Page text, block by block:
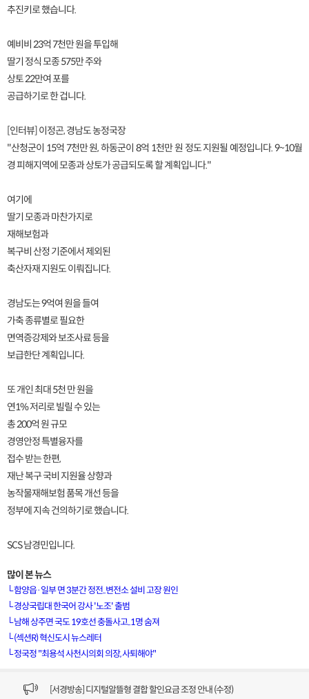
추진키로 했습니다.
예비비 23억 7천만 원을 투입해
딸기 정식 모종 575만 주와
상토 22만여 포를
공급하기로 한 겁니다.
[인터뷰] 이정곤, 경남도 농정국장
"산청군이 15억 7천만 원, 하동군이 8억 1천만 원 정도 지원될 예정입니다. 9~10월
경 피해지역에 모종과 상토가 공급되도록 할 계획입니다."
여기에
딸기 모종과 마찬가지로
재해보험과
복구비 산정 기준에서 제외된
축산자재 지원도 이뤄집니다.
경남도는 9억여 원을 들여
가축 종류별로 필요한
면역증강제와 보조사료 등을
보급한단 계획입니다.
또 개인 최대 5천 만 원을
연1% 저리로 빌릴 수 있는
총 200억 원 규모
경영안정 특별융자를
접수 받는 한편,
재난 복구 국비 지원율 상향과
농작물재해보험 품목 개선 등을
정부에 지속 건의하기로 했습니다.
SCS 남경민입니다.
많이 본 뉴스
└함양읍·일부 면 3분간 정전..변전소 설비 고장 원인
└경상국립대 한국어 강사 '노조' 출범
└남해 상주면 국도 19호선 충돌사고..1명 숨져
└(섹션R) 혁신도시 뉴스레터
└정국정 "최용석 사천시의회 의장, 사퇴해야"
[서경방송] 일부 채널편성 변경 안내의 건 (7/22)
[서경방송] 디지털알뜰형 결합 할인요금 조정 안내 (수정)